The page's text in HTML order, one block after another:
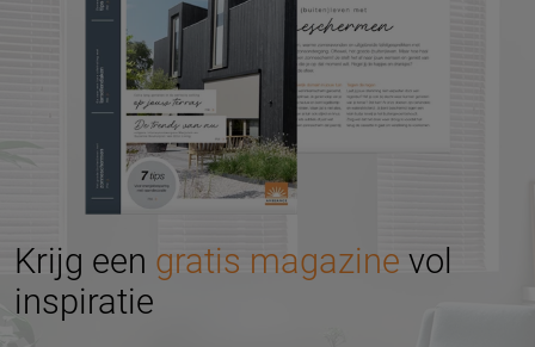
Krijg een gratis magazine vol
inspiratie